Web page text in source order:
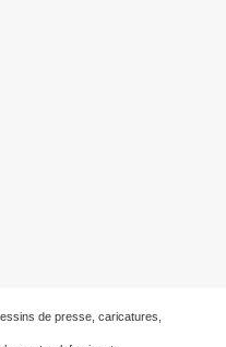
de presse, caricatures,